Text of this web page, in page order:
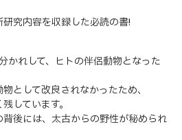
究内容を収録した必読の書!
かれして、ヒトの伴侶動物となった
として改良されなかったため、
しています。
後には、太古からの野性が秘められ